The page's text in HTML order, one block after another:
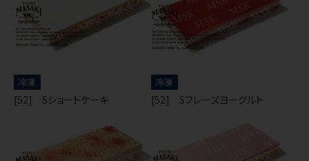
冷凍
[52] Sショートケーキ
冷凍
[52] Sフレーズヨーグルト